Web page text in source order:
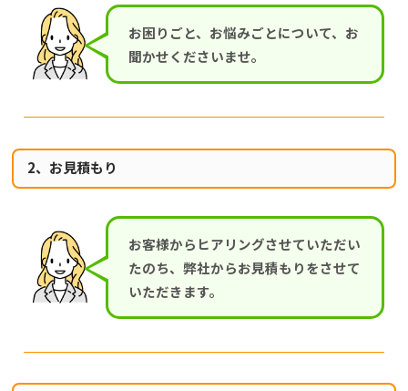
お困りごと、お悩みごとについて、お
聞かせくださいませ。
2、お見積もり
お客様からヒアリングさせていただい
たのち、弊社からお見積もりをさせて
いただきます。